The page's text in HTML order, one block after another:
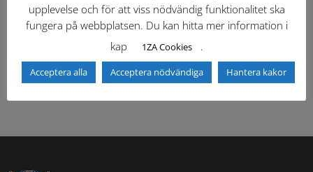
Tidigare versioner Nyheter
Säkerhetsordningen
upplevelse och för att viss nödvändig funktionalitet ska
fungera på webbplatsen. Du kan hitta mer information i
kap
1ZA Cookies .
Acceptera alla Acceptera nödvändiga Hantera kakor